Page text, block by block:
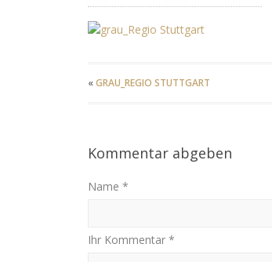
«GRAU_REGIO STUTTGART
Kommentar abgeben
Name *
Ihr Kommentar *